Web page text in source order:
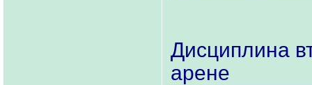
Дисциплина
арене